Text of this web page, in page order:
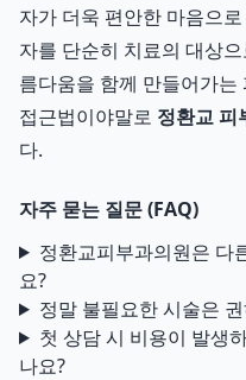
자가 더욱 편안한 마음으
자를 단순히 치료의 대상
름다움을 함께 만들어가
접근법이야말로 정환교 피
다.
자주 묻는 질문 (FAQ)
정환교피부과의원은 다
요?
정말 불필요한 시술은
첫 상담 시 비용이 발생
나요?